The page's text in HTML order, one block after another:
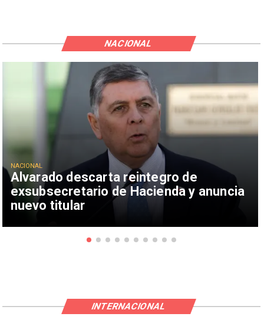
Alvarado descarta reintegro de
exsubsecretario de Hacienda y anuncia
nuevo titular
NACIONAL
NACIONAL
INTERNACIONAL